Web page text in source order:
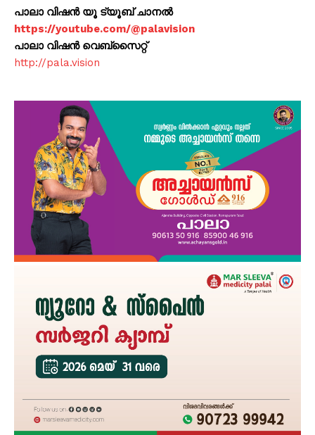
പാലാ വിഷൻ യൂ ട്യൂബ് ചാനൽ
https://youtube.com/@palavision
പാലാ വിഷൻ വെബ്സൈറ്റ്
http://pala.vision